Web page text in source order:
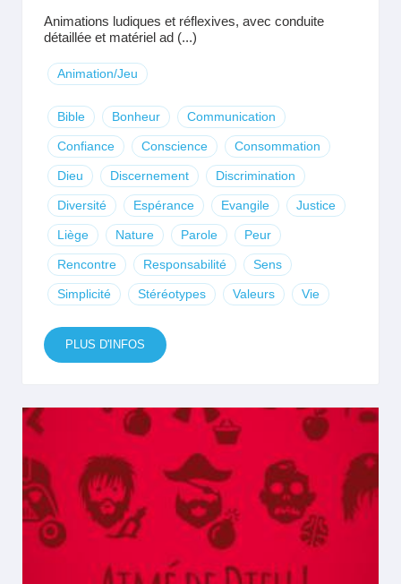
Animations ludiques et réflexives, avec conduite
détaillée et matériel ad (...)
Animation/Jeu
Bible Bonheur Communication
Confiance Conscience Consommation
Dieu Discernement Discrimination
Diversité Espérance Evangile Justice
Liège Nature Parole Peur
Rencontre Responsabilité Sens
Simplicité Stéréotypes Valeurs Vie
PLUS D'INFOS